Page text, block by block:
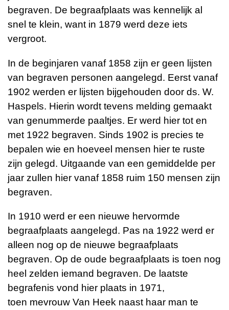
begraven. De begraafplaats was kennelijk al
snel te klein, want in 1879 werd deze iets
vergroot.
In de beginjaren vanaf 1858 zijn er geen lijsten
van begraven personen aangelegd. Eerst vanaf
1902 werden er lijsten bijgehouden door ds. W.
Haspels. Hierin wordt tevens melding gemaakt
van genummerde paaltjes. Er werd hier tot en
met 1922 begraven. Sinds 1902 is precies te
bepalen wie en hoeveel mensen hier te ruste
zijn gelegd. Uitgaande van een gemiddelde per
jaar zullen hier vanaf 1858 ruim 150 mensen zijn
begraven.
In 1910 werd er een nieuwe hervormde
begraafplaats aangelegd. Pas na 1922 werd er
alleen nog op de nieuwe begraafplaats
begraven. Op de oude begraafplaats is toen nog
heel zelden iemand begraven. De laatste
begrafenis vond hier plaats in 1971,
toen mevrouw Van Heek naast haar man te